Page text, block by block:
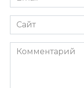
*
Сайт
Комментарий